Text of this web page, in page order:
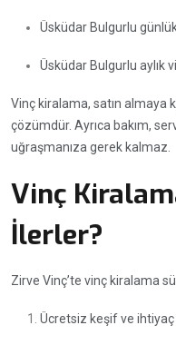
Üsküdar Bulgurlu
Üsküdar Bulgurlu aylık
Vinç kiralama, satın almaya
çözümdür. Ayrıca bakım,
uğraşmanıza gerek kalmaz.
Vinç
İlerler?
Zirve Vinç’te vinç kiralama
Ücretsiz keşif ve